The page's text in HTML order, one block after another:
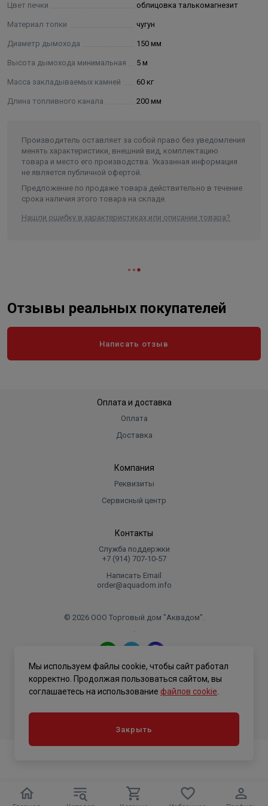
зольный ящик (нерж.сталь)
герметик "Титан" до 1500С
Цвет печки облицовка талькомагнезит
Материал топки чугун
Диаметр дымохода 150 мм
Высота дымохода минимальная 5 м
Масса закладываемых камней 60 кг
Длина топливного канала 200 мм
Производитель оставляет за собой право без уведомления
менять характеристики, внешний вид, комплектацию
товара и место его производства. Указанная информация
не является публичной офертой.
Предложение по продаже товара действительно в течение
срока наличия этого товара на складе.
Нашли ошибку в характеристиках или описании товара?
Отзывы реальных покупателей
Написать отзыв
Оплата и доставка
Оплата
Доставка
Компания
Реквизиты
Сервисный центр
Контакты
Служба поддержки
+7 (914) 707‑10‑57
Написать Email
order@aquadom.info
© 2026 ООО Торговый дом "Аквадом".
.
Политика конфиденциальности
Мы используем файлы cookie, чтобы сайт работал
корректно. Продолжая пользоваться сайтом, вы
соглашаетесь на использование файлов cookie
Закрыть